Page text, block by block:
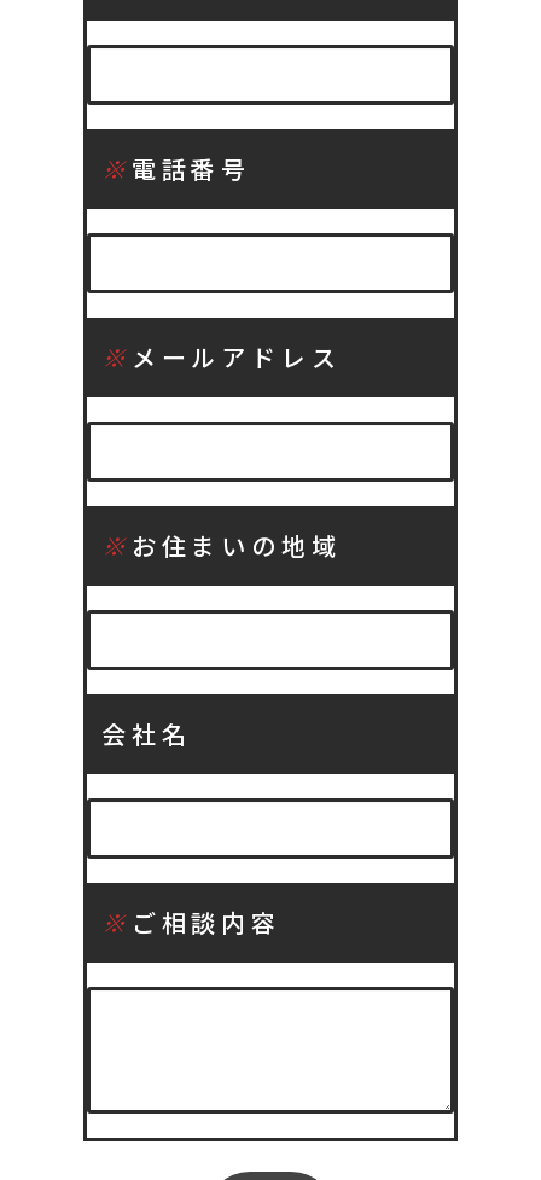
※電話番号
※ メールアドレス
※ お住まいの地域
会社名
※ ご相談内容